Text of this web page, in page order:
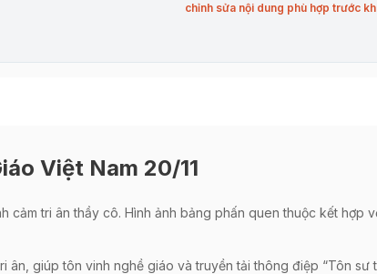
chỉnh sửa nội dung phù hợp trước
Việt Nam 20/11
cảm tri ân thầy cô. Hình ảnh bảng phấn quen thuộc kết hợp
giúp tôn vinh nghề giáo và truyền tải thông điệp “Tôn sư